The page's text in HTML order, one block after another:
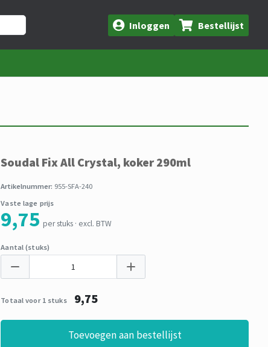
Inloggen Bestellijst
Soudal Fix All Crystal, koker 290ml
Artikelnummer: 955-SFA-240
Vaste lage prijs
9,75 per stuks · excl. BTW
Aantal (stuks)
Totaal voor 1 stuks 9,75
Toevoegen aan bestellijst